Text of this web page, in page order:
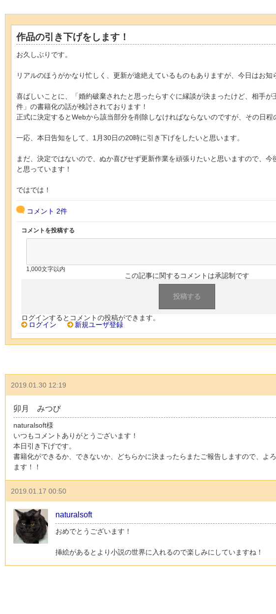
作品の引き下げをします！
お久しぶりです。
リアルのほうがかなり忙しく、更新が途絶えているものもありますが、今日はお知
喜ばしいことに、「婚約破棄されたと思ったらすぐに縁談が決まったけど、相手が
件」の書籍化の話が検討されております！
正式に決定するとWebから該当部分を削除しなければならないのですが、その日程
一応、本日告知をして、1月30日の20時に引き下げをしたいと思います。
まだ、決定ではないので、ぬか喜びせず更新作業を頑張りたいと思いますので、今
と思っています！
ではでは！
コメント 2件
コメントを投稿する
1,000文字以内
この記事に関するコメントは承認制です
ログインするとコメントの投稿ができます。
ログイン
新規ユーザ登録
2019.01.30 12:19
卯月 みつび
naturalsoft様
いつもコメントありがとうございます！
本日引き下げです。
書籍化ができるか、できないか、どちらかに決まったらまたご報告しますので、よ
ます！！
2019.01.17 00:50
naturalsoft
おめでとうございます！
挿絵があるとより小説の世界に入れるので楽しみにしていますね！